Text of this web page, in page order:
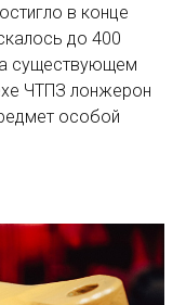
в конце
до 400
существующем
ЧТПЗ лонжерон
особой